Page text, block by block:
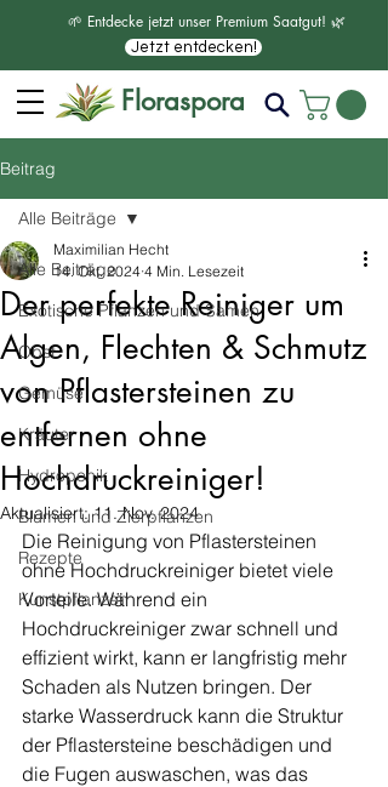
🌱 Entdecke jetzt unser Premium Saatgut! 🌿
Jetzt entdecken!
Floraspora
Beitrag
Alle Beiträge
Exotische Pflanzen und Samen
Obst
Gemüse
Kräuter
Hydroponik
Blumen und Zierpflanzen
Rezepte
Kunstpflanzen
Alle Beiträge
Der perfekte Reiniger um
Algen, Flechten & Schmutz
von Pflastersteinen zu
entfernen ohne
Hochdruckreiniger!
Maximilian Hecht
14. Okt. 2024 4 Min. Lesezeit
Aktualisiert:11. Nov. 2024
Die Reinigung von Pflastersteinen
ohne Hochdruckreiniger bietet viele
Vorteile. Während ein
Hochdruckreiniger zwar schnell und
effizient wirkt, kann er langfristig mehr
Schaden als Nutzen bringen. Der
starke Wasserdruck kann die Struktur
der Pflastersteine beschädigen und
die Fugen auswaschen, was das